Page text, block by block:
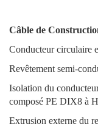
Câble de
Conducteur circulaire
Revêtement semi-
Isolation du
composé PE DIX8 à
Extrusion externe du